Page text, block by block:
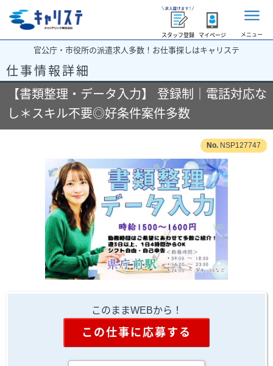
スタッフ登録 マイページ メニュー
官公庁・市役所の派遣求人多数！お仕事探しはキャリステ
仕事情報詳細
【書類整理・データ入力】 登録制｜電話対応な
し＊スキル不要◎好条件案件多数
NSP127747
このままWEBから！
この仕事に応募する